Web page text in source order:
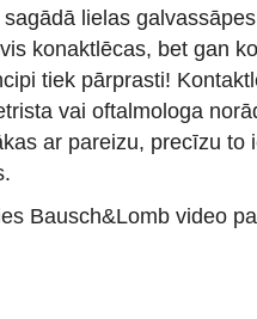
lielas
konaktlēcas, bet gan
tiek pārprasti!
vai oftalmologa
ar pareizu, precīzu to
Bausch&Lomb video